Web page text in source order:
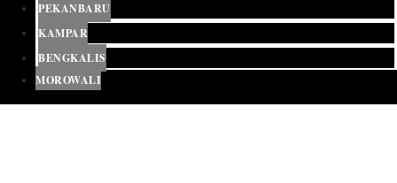
PEKANBARU
KAMPAR
BENGKALIS
MOROWALI